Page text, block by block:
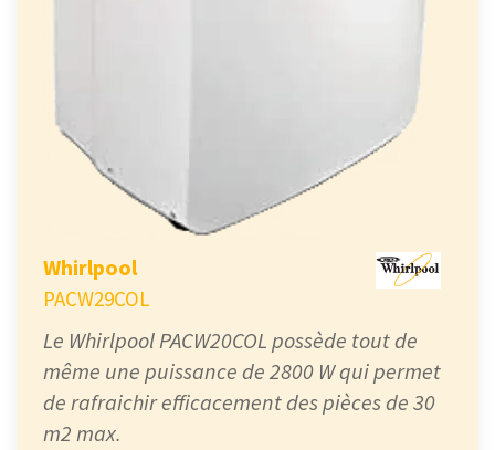
Whirlpool
PACW29COL
Le Whirlpool PACW20COL possède tout de
même une puissance de 2800 W qui permet
de rafraichir efficacement des pièces de 30
m2 max.